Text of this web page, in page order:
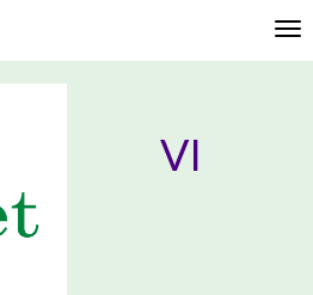
VI